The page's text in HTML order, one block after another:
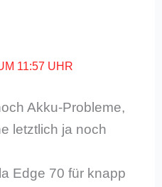
11:57 UHR
Akku-Probleme,
letztlich ja noch
Edge 70 für knapp